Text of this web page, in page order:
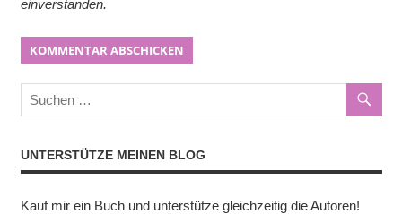
einverstanden.
UNTERSTÜTZE MEINEN BLOG
Kauf mir ein Buch und unterstütze gleichzeitig die Autoren!